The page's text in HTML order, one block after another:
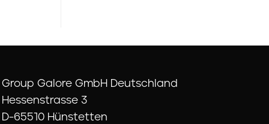
Group Galore GmbH Deutschland
Hessenstrasse 3
D-65510 Hünstetten